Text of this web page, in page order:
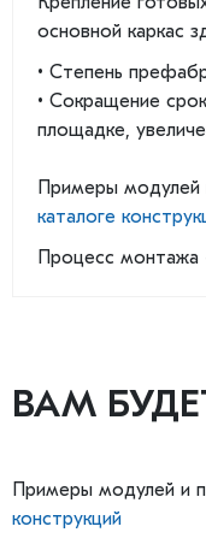
основной каркас
• Степень
• Сокращение
площадке,
Примеры модулей
каталоге
Процесс монтажа
ВАМ
Примеры модулей и
конструкций